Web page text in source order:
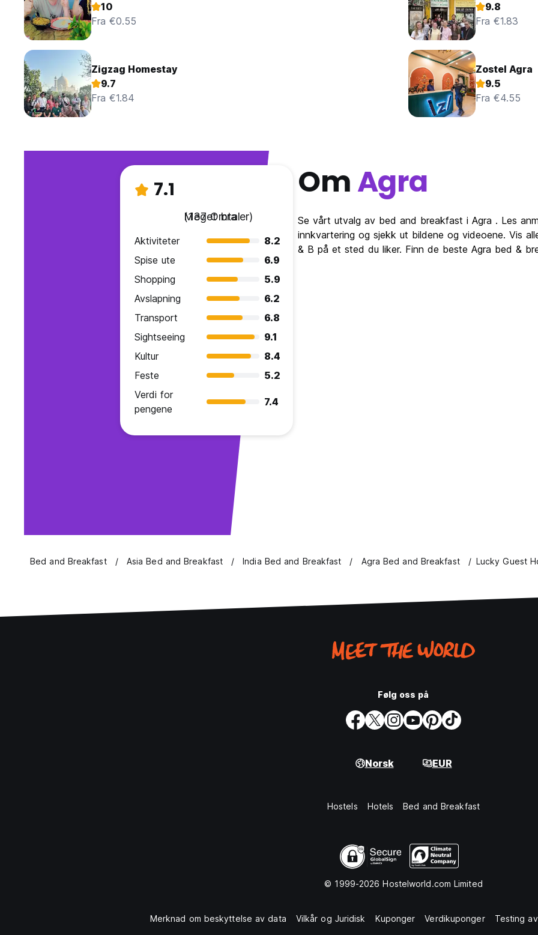
10
Fra €0.55
9.8
Fra €1.83
Zigzag Homestay
9.7
Fra €1.84
Zostel Agra
9.5
Fra €4.55
7.1
Meget bra
(137 Omtaler)
Aktiviteter
8.2
Spise ute
6.9
Shopping
5.9
Avslapning
6.2
Transport
6.8
Sightseeing
9.1
Kultur
8.4
Feste
5.2
Verdi for
pengene
7.4
OmAgra
Se vårt utvalg av bed and breakfast i Agra . Les
innkvartering og sjekk ut bildene og videoene. Vis
& B på et sted du liker. Finn de beste Agra bed &
Bed and Breakfast Asia Bed and Breakfast India Bed and Breakfast Agra Bed and Breakfast Lucky Guest
Følg oss på
Norsk EUR
Hostels Hotels Bed and Breakfast
© 1999-2026 Hostelworld.com Limited
Merknad om beskyttelse av data Vilkår og Juridisk Kuponger Verdikuponger Testing